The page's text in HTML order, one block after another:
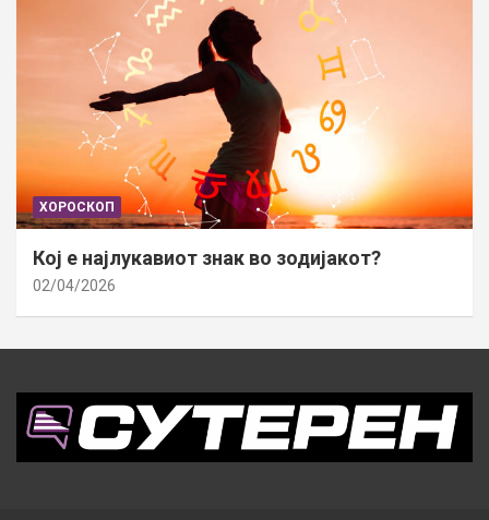
ХОРОСКОП
Кој е најлукавиот знак во зодијакот?
02/04/2026